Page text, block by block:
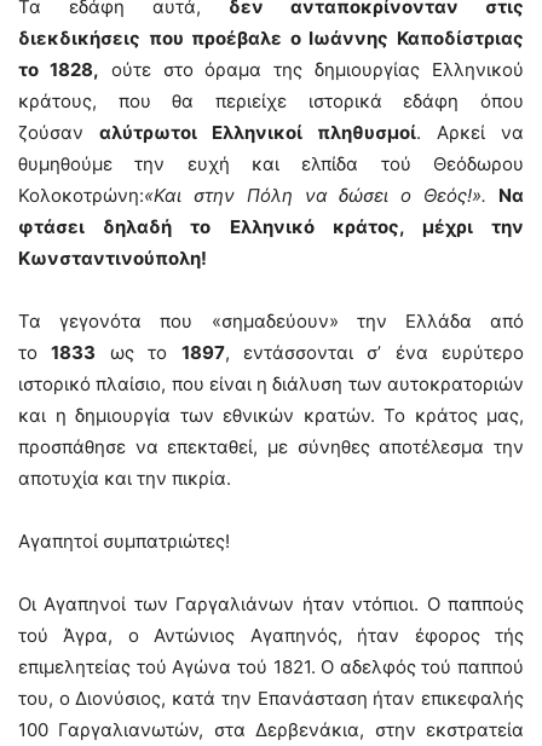
Τα εδάφη αυτά, δεν ανταποκρίνονταν στις
διεκδικήσεις που προέβαλε ο Ιωάννης Καποδίστριας
το 1828, ούτε στο όραμα της δημιουργίας Ελληνικού
κράτους, που θα περιείχε ιστορικά εδάφη όπου
ζούσαν αλύτρωτοι Ελληνικοί πληθυσμοί. Αρκεί να
θυμηθούμε την ευχή και ελπίδα τού Θεόδωρου
Κολοκοτρώνη:«Και στην Πόλη να δώσει ο Θεός!».
Να
φτάσει δηλαδή το Ελληνικό κράτος, μέχρι την
Κωνσταντινούπολη!
Τα γεγονότα που «σημαδεύουν» την Ελλάδα από
το1833 ως το 1897, εντάσσονται σ’ ένα ευρύτερο
ιστορικό πλαίσιο, που είναι η διάλυση των αυτοκρατοριών
και η δημιουργία των εθνικών κρατών. Το κράτος μας,
προσπάθησε να επεκταθεί, με σύνηθες αποτέλεσμα την
αποτυχία και την πικρία.
Αγαπητοί συμπατριώτες!
Οι Αγαπηνοί των Γαργαλιάνων ήταν ντόπιοι. Ο παππούς
τού Άγρα, ο Αντώνιος Αγαπηνός, ήταν έφορος τής
επιμελητείας τού Αγώνα τού 1821. Ο αδελφός τού παππού
του, ο Διονύσιος, κατά την Επανάσταση ήταν επικεφαλής
100 Γαργαλιανωτών, στα Δερβενάκια, στην εκστρατεία